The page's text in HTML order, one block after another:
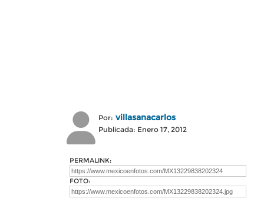
Por: villasanacarlos
Publicada: Enero 17, 2012
PERMALINK:
FOTO: